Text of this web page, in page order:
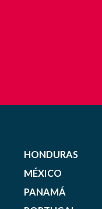
HONDURAS
MÉXICO
PANAMÁ